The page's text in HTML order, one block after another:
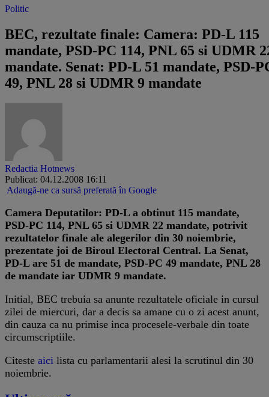
Politic
BEC, rezultate finale: Camera: PD-L 115
mandate, PSD-PC 114, PNL 65 si UDMR
mandate. Senat: PD-L 51 mandate, PSD-
49, PNL 28 si UDMR 9 mandate
Redactia Hotnews
Publicat: 04.12.2008 16:11
Adaugă-ne ca sursă preferată în Google
Camera Deputatilor: PD-L a obtinut 115 mandate,
PSD-PC 114, PNL 65 si UDMR 22 mandate, potrivit
rezultatelor finale ale alegerilor din 30 noiembrie,
prezentate joi de Biroul Electoral Central. La Senat,
PD-L are 51 de mandate, PSD-PC 49 mandate, PNL 28
de mandate iar UDMR 9 mandate.
Initial, BEC trebuia sa anunte rezultatele oficiale in cursul
zilei de miercuri, dar a decis sa amane cu o zi acest anunt,
din cauza ca nu primise inca procesele-verbale din toate
circumscriptiile.
Citeste aici lista cu parlamentarii alesi la scrutinul din 30
noiembrie.